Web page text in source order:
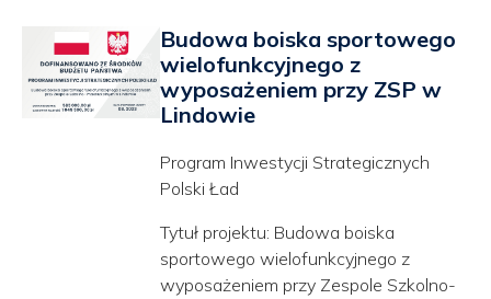
Budowa boiska sportowego
wielofunkcyjnego z
wyposażeniem przy ZSP w
Lindowie
Program Inwestycji Strategicznych
Polski Ład
Tytuł projektu: Budowa boiska
sportowego wielofunkcyjnego z
wyposażeniem przy Zespole Szkolno-